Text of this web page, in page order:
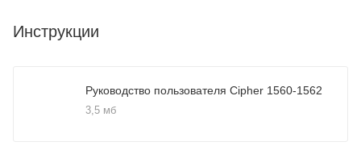
Инструкции
Руководство пользователя Cipher 1560-1562
3,5 мб